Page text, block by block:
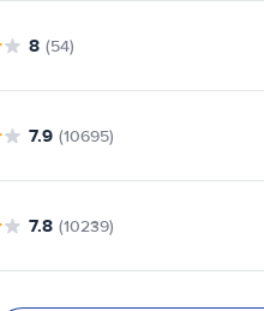
8 (54)
7.9 (10695)
7.8 (10239)